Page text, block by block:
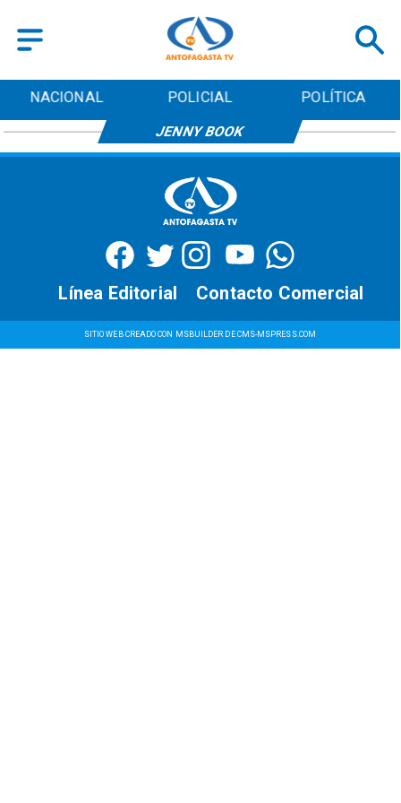
NACIONAL POLICIAL POLÍTICA
JENNY BOOK
SITIO WEB CREADO CON MSBUILDER DE CMS-MSPRESS.COM
Contacto Comercial
Línea Editorial